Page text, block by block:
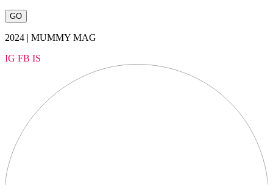
2024 | MUMMY MAG
IG FB IS